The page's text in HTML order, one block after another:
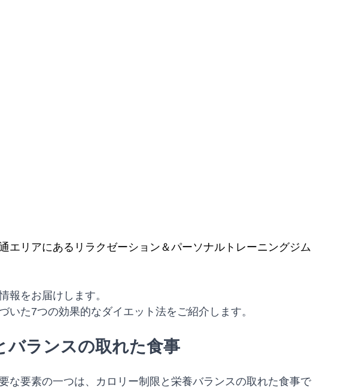
エリアにあるリラクゼーション＆パーソナルトレーニングジム
報をお届けします。
いた7つの効果的なダイエット法をご紹介します。
バランスの取れた食事
な要素の一つは、カロリー制限と栄養バランスの取れた食事で